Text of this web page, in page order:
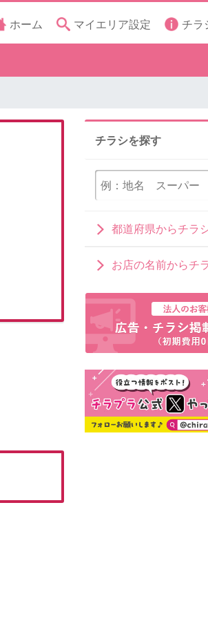
ホーム マイエリア設定 チラ
チラシを探す
都道府県からチラ
お店の名前からチ